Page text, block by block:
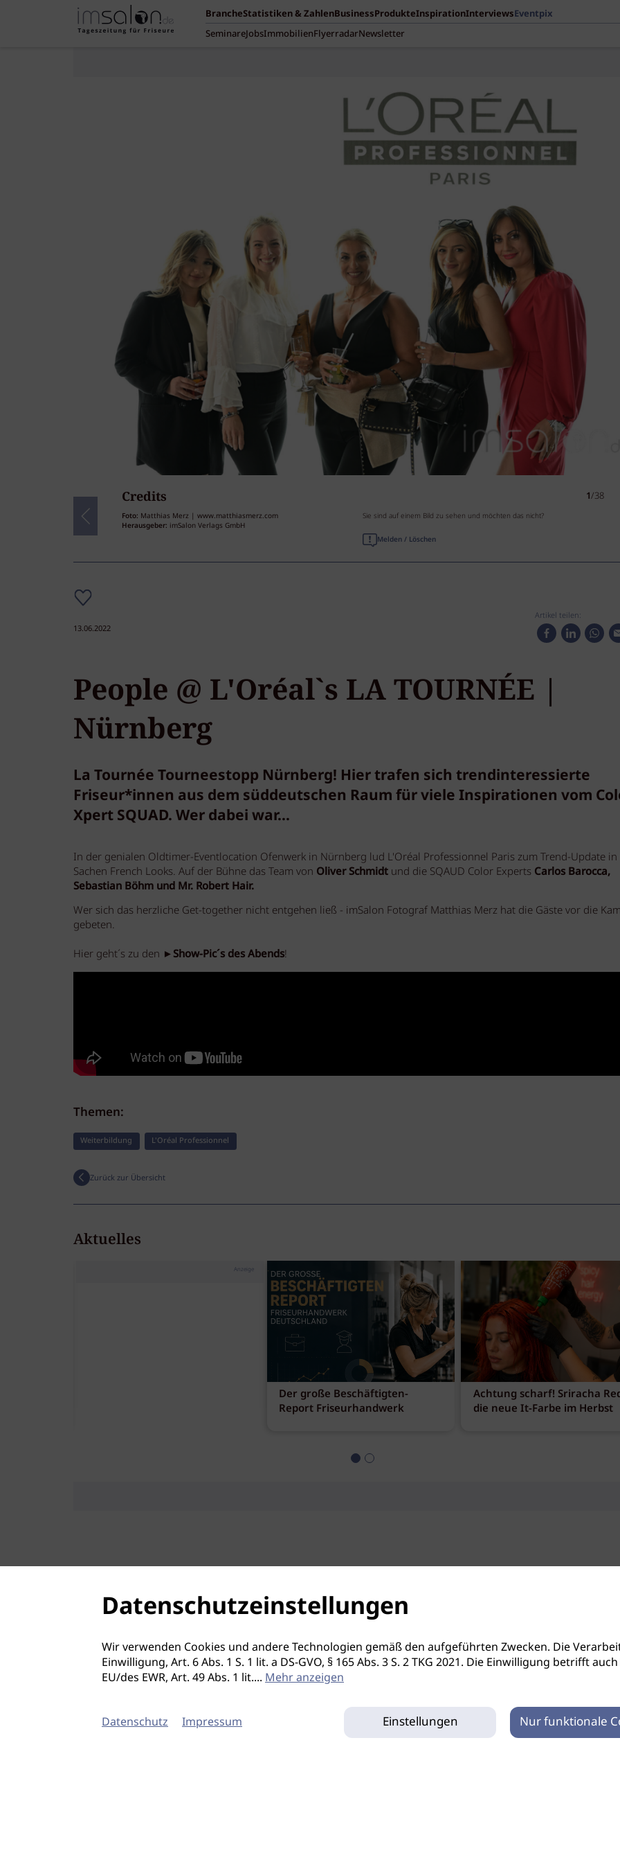
BrancheStatistiken & ZahlenBusinessProdukteInspirationInterviewsEventpix
SeminareJobsImmobilienFlyerradarNewsletter
Credits 1/38
Foto: Matthias Merz | www.matthiasmerz.com
Herausgeber: imSalon Verlags GmbH
Sie sind auf einem Bild zu sehen und möchten das nicht?
Melden / Löschen
13.06.2022
Artikel teilen:
People @ L'Oréal`s LA TOURNÉE |
Nürnberg
La Tournée Tourneestopp Nürnberg! Hier trafen sich trendinteressierte
Friseur*innen aus dem süddeutschen Raum für viele Inspirationen vom
Xpert SQUAD. Wer dabei war...
In der genialen Oldtimer-Eventlocation Ofenwerk in Nürnberg lud L'Oréal Professionnel Paris zum Trend-Update in
Sachen French Looks. Auf der Bühne das Team von Oliver Schmidtund die SQAUD Color Experts Carlos Barocca,
Sebastian Böhm und Mr. Robert Hair.
Wer sich das herzliche Get-together nicht entgehen ließ - imSalon Fotograf Matthias Merz hat die Gäste vor die
gebeten.
Hier geht´s zu den ►Show-Pic´s des Abends!
Themen:
Weiterbildung L'Oréal Professionnel
Zurück zur Übersicht
Aktuelles
Anzeige
Der große Beschäftigten-
Report Friseurhandwerk
Achtung scharf! Sriracha
die neue It-Farbe im Herbst
Datenschutzeinstellungen
Wir verwenden Cookies und andere Technologien gemäß den aufgeführten Zwecken. Die
Einwilligung, Art. 6 Abs. 1 S. 1 lit. a DS-GVO, § 165 Abs. 3 S. 2 TKG 2021. Die Einwilligung betrifft
EU/des EWR, Art. 49 Abs. 1 lit.... Mehr anzeigen
Datenschutz Impressum Einstellungen Nur funktionale